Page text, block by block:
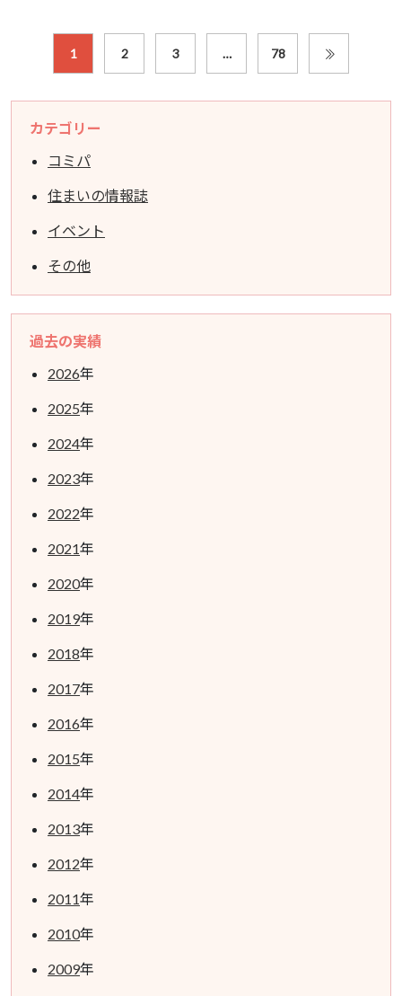
1 2 3 … 78
カテゴリー
コミパ
住まいの情報誌
イベント
その他
過去の実績
2026年
2025年
2024年
2023年
2022年
2021年
2020年
2019年
2018年
2017年
2016年
2015年
2014年
2013年
2012年
2011年
2010年
2009年